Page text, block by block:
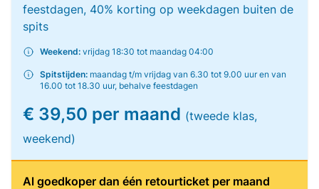
feestdagen, 40% korting op weekdagen buiten de
spits
Weekend: vrijdag 18:30 tot maandag 04:00
Spitstijden: maandag t/m vrijdag van 6.30 tot 9.00 uur en van
16.00 tot 18.30 uur, behalve feestdagen
€ 39,50 per maand (tweede klas,
weekend)
Al goedkoper dan één retourticket per maand